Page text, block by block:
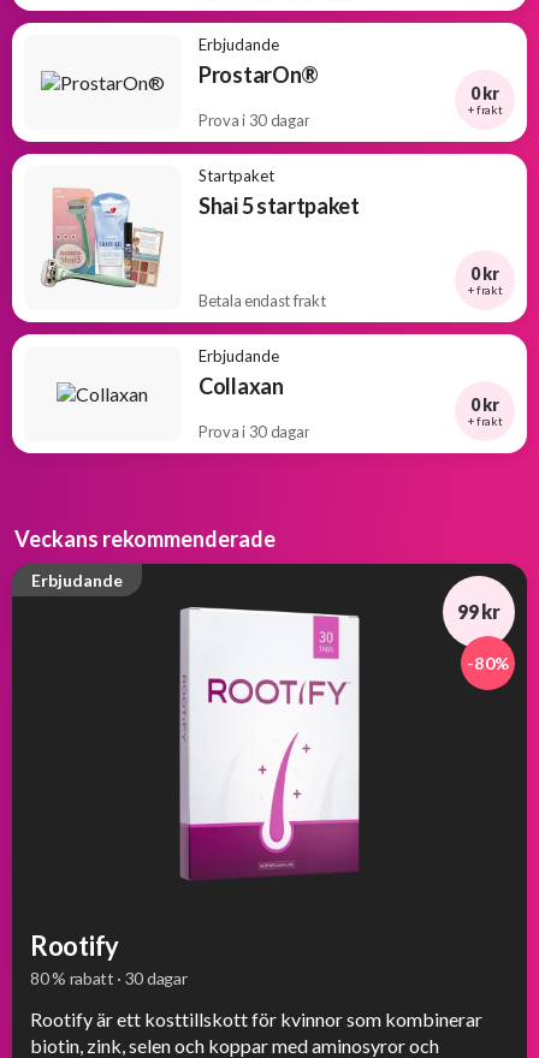
Erbjudande
ProstarOn®
Prova i 30 dagar
0 kr
+ frakt
Startpaket
Shai 5 startpaket
Betala endast frakt
0 kr
+ frakt
Erbjudande
Collaxan
Prova i 30 dagar
0 kr
+ frakt
Veckans rekommenderade
-80%
Erbjudande
Rootify
80 % rabatt · 30 dagar
99 kr
Rootify är ett kosttillskott för kvinnor som kombinerar
biotin, zink, selen och koppar med aminosyror och